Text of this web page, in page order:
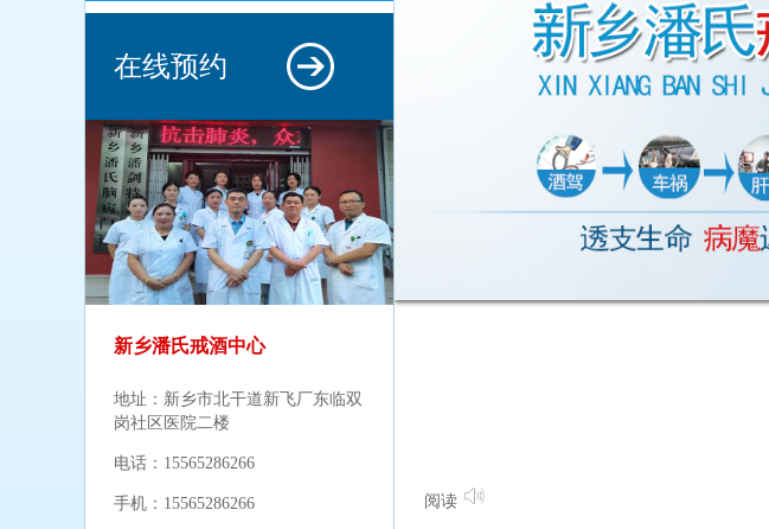
在线预约
新乡潘氏戒酒中心
地址：新乡市北干道新飞厂东临双
岗社区医院二楼
电话：15565286266
手机：15565286266 阅读